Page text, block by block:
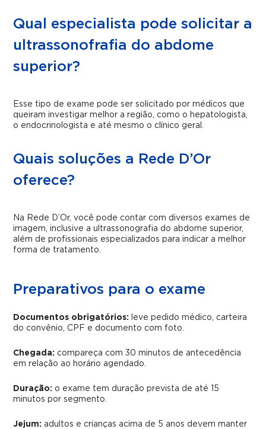
Qual especialista pode solicitar a
ultrassonofrafia do abdome
superior?
Esse tipo de exame pode ser solicitado por médicos que
queiram investigar melhor a região, como o hepatologista,
o endocrinologista e até mesmo o clínico geral.
Quais soluções a Rede D’Or
oferece?
Na Rede D’Or, você pode contar com diversos exames de
imagem, inclusive a ultrassonografia do abdome superior,
além de profissionais especializados para indicar a melhor
forma de tratamento.
Preparativos para o exame
Documentos obrigatórios:
leve pedido médico, carteira
do convênio, CPF e documento com foto.
Chegada: compareça com 30 minutos de antecedência
em relação ao horário agendado.
Duração: o exame tem duração prevista de até 15
minutos por segmento.
Jejum: adultos e crianças acima de 5 anos devem manter